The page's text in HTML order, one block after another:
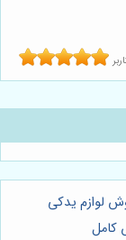
لوازم یدکی
کامل